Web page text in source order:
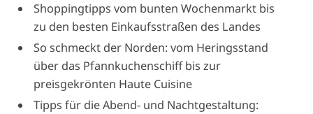
Shoppingtipps vom bunten Wochenmarkt bis
zu den besten Einkaufsstraßen des Landes
So schmeckt der Norden: vom Heringsstand
über das Pfannkuchenschiff bis zur
preisgekrönten Haute Cuisine
Tipps für die Abend- und Nachtgestaltung: